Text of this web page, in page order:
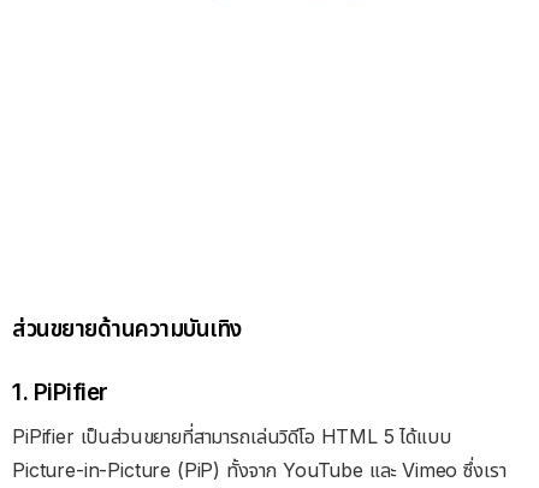
ส่วนขยายด้านความบันเทิง
1. PiPifier
PiPifier เป็นส่วนขยายที่สามารถเล่นวิดีโอ HTML 5 ได้แบบ
Picture-in-Picture (PiP) ทั้งจาก YouTube และ Vimeo ซึ่งเรา